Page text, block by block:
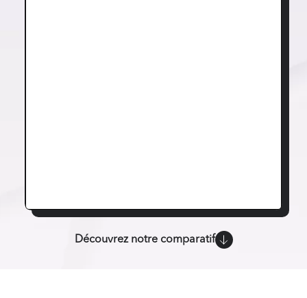
Découvrez notre comparatif